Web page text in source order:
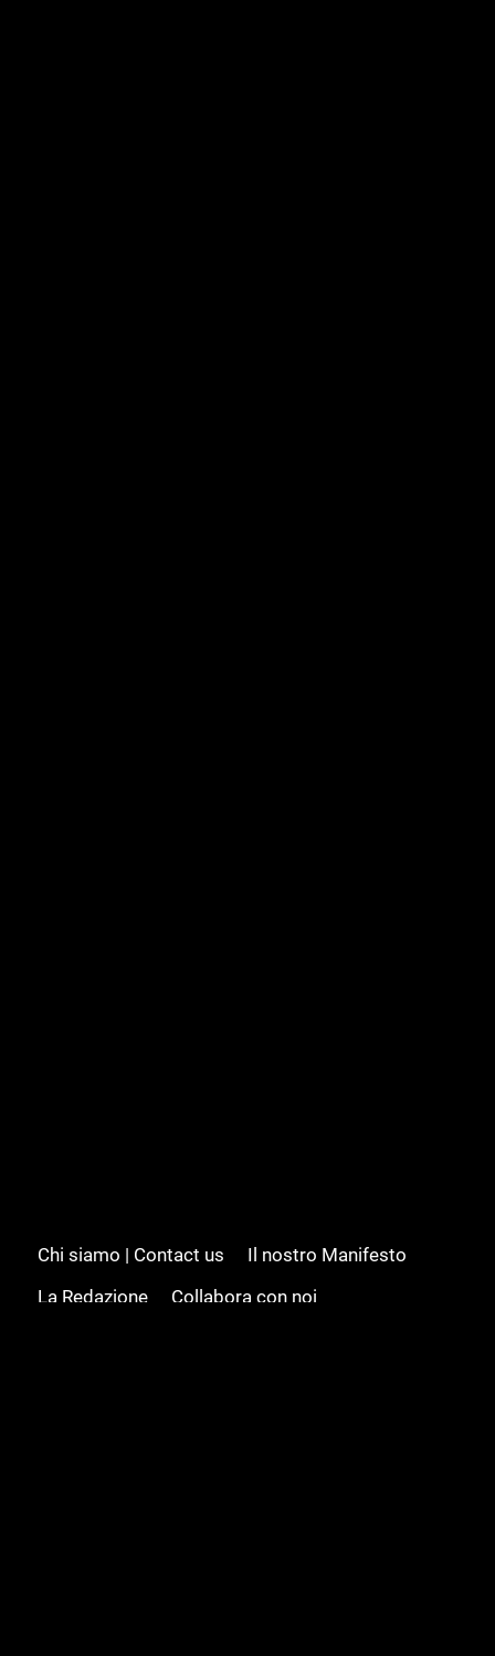
Chi siamo | Contact us
Il nostro Manifesto
La Redazione
Collabora con noi